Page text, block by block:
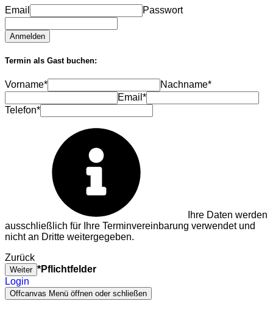
Email Passwort
Anmelden
Termin als Gast buchen:
Vorname*
Nachname*
Email*
Telefon*
Ihre Daten werden
ausschließlich für Ihre Terminvereinbarung verwendet und
nicht an Dritte weitergegeben.
Zurück
Weiter *Pflichtfelder
Login
Offcanvas Menü öffnen oder schließen